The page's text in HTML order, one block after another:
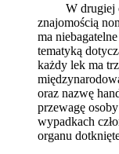
W drugiej
znajomością
ma
tematyką
każdy lek ma
oraz nazwę
przewagę
wypadkach
organu